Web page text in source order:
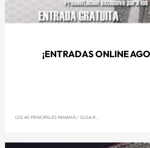
¡ENTRADAS ONLINE
LOS 40 PRINCIPALES PANAMÁ/ OLGA REYNA